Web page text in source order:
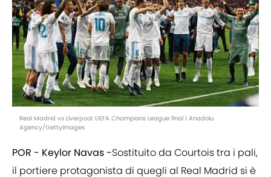
Real Madrid vs Liverpool: UEFA Champions League final | Anadolu
Agency/GettyImages
POR - Keylor Navas -Sostituito da Courtois tra i pali,
il portiere protagonista di quegli al Real Madrid si è